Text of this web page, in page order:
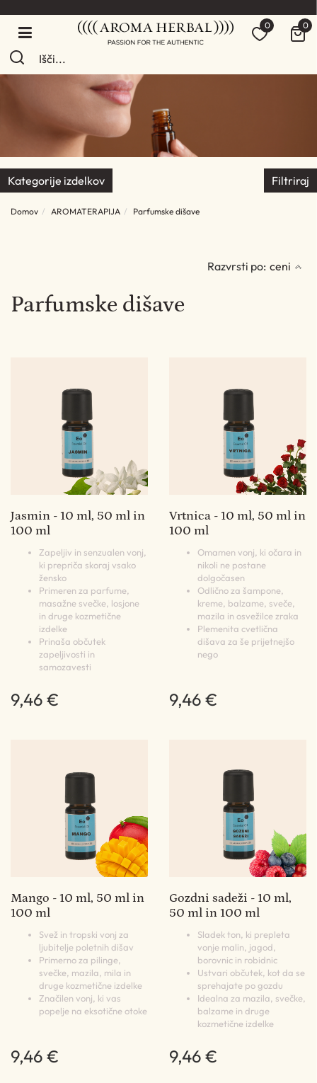
0 0
Kategorije izdelkov Filtriraj
Domov AROMATERAPIJA Parfumske dišave
Razvrsti po: ceni
Parfumske dišave
Jasmin - 10 ml, 50 ml in
100 ml
Zapeljiv in senzualen vonj,
ki prepriča skoraj vsako
žensko
Primeren za parfume,
masažne svečke, losjone
in druge kozmetične
izdelke
Prinaša občutek
zapeljivosti in
samozavesti
9,46 €
Vrtnica - 10 ml, 50 ml in
100 ml
Omamen vonj, ki očara in
nikoli ne postane
dolgočasen
Odlično za šampone,
kreme, balzame, sveče,
mazila in osvežilce zraka
Plemenita cvetlična
dišava za še prijetnejšo
nego
9,46 €
Mango - 10 ml, 50 ml in
100 ml
Svež in tropski vonj za
ljubitelje poletnih dišav
Primerno za pilinge,
svečke, mazila, mila in
druge kozmetične izdelke
Značilen vonj, ki vas
popelje na eksotične otoke
9,46 €
Gozdni sadeži - 10 ml,
50 ml in 100 ml
Sladek ton, ki prepleta
vonje malin, jagod,
borovnic in robidnic
Ustvari občutek, kot da se
sprehajate po gozdu
Idealna za mazila, svečke,
balzame in druge
kozmetične izdelke
9,46 €